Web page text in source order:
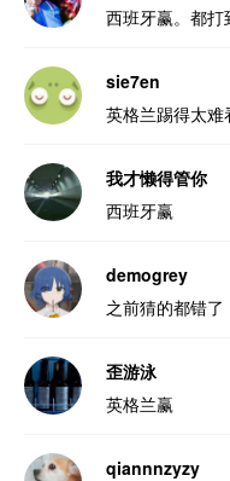
西班牙赢。都打
sie7en
英格兰踢得太
我才懒得管你
西班牙赢
demogrey
之前猜的都错
歪游泳
英格兰赢
qiannnzyzy